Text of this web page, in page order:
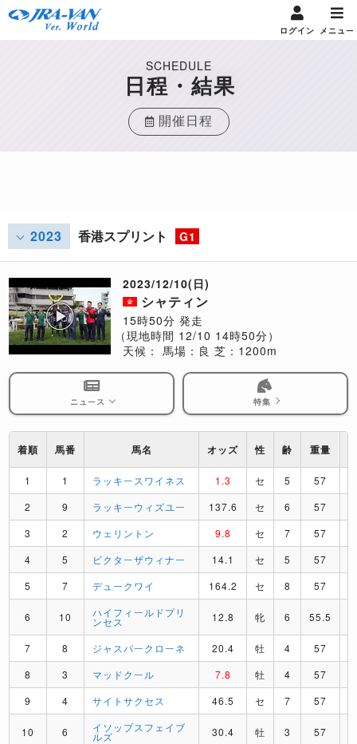
ログイン メニュー
SCHEDULE
日程・結果
開催日程
2023 香港スプリント G1
2023/12/10(日)
シャティン
15時50分 発走
（現地時間 12/10 14時50分）
天候： 馬場：良 芝：1200m
ニュース 特集
着順 馬番 馬名 オッズ 性 齢 重量
1 1 ラッキースワイネス 1.3 セ 5 57
2
9 ラッキーウィズユー 137.6 セ 6 57
3
2 ウェリントン 9.8 セ 7 57
4
5 ビクターザウィナー 14.1 セ 5 57
5
7 デュークワイ 164.2 セ 8 57
6 10 ハイフィールドプリ
ンセス 12.8 牝 6 55.5
7 8 ジャスパークローネ 20.4 牡 4 57
8
3 マッドクール 7.8 牡 4 57
9
4 サイトサクセス 46.5 セ 7 57
10 6 イソップスフェイブ
ルズ 30.4 牡 3 57